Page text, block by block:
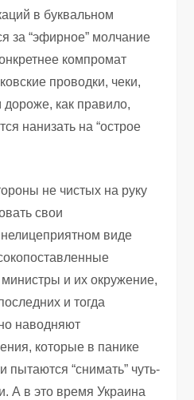
в буквальном
за “эфирное” молчание
компромат
проводки, чеки,
дороже, как правило,
нанизать на “острое
не чистых на руку
свои
виде
и их окружение,
и тогда
наводняют
которые в панике
пытаются “снимать” чуть-
А в это время Украина